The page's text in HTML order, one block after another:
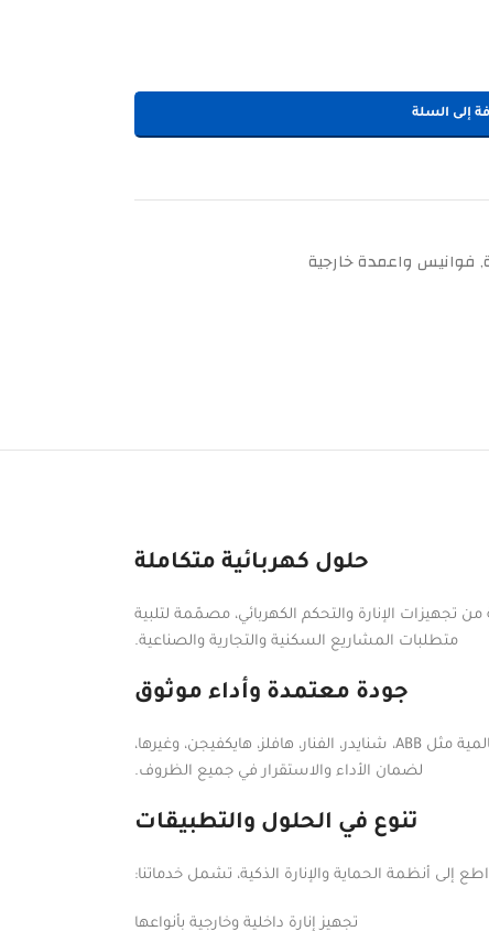
إلى السلة
, فوانيس واعمدة خارجية
حلول كهربائية متكاملة
الإنارة والتحكم الكهربائي، مصمّمة لتلبية
متطلبات المشاريع السكنية والتجارية والصناعية.
جودة معتمدة وأداء موثوق
نوفّر منتجات عالية الجودة من أبرز الشركات العالمية مثل ABB، شنايدر، الفنار، هافلز، هايكفيجن، وغيرها،
لضمان الأداء والاستقرار في جميع الظروف.
تنوع في الحلول والتطبيقات
إلى أنظمة الحماية والإنارة الذكية، تشمل خدماتنا:
تجهيز إنارة داخلية وخارجية بأنواعها